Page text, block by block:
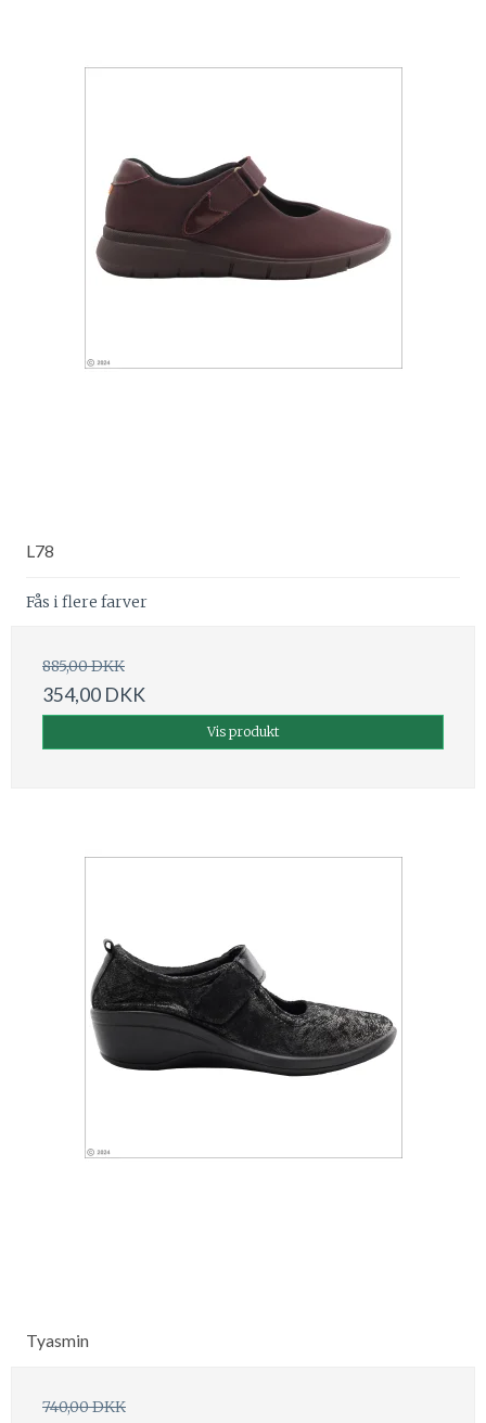
L78
Fås i flere farver
885,00 DKK
354,00 DKK
Vis produkt
Tyasmin
740,00 DKK